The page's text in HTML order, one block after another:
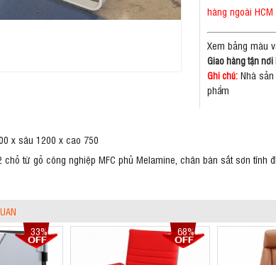
hàng ngoài HCM
Xem bảng màu
Giao hàng tận
Ghi chú:Nhà sản
phẩm
x sâu 1200 x cao 750
từ gỗ công nghiệp MFC phủ Melamine, chân bàn sắt sơn tĩnh
33% 68%